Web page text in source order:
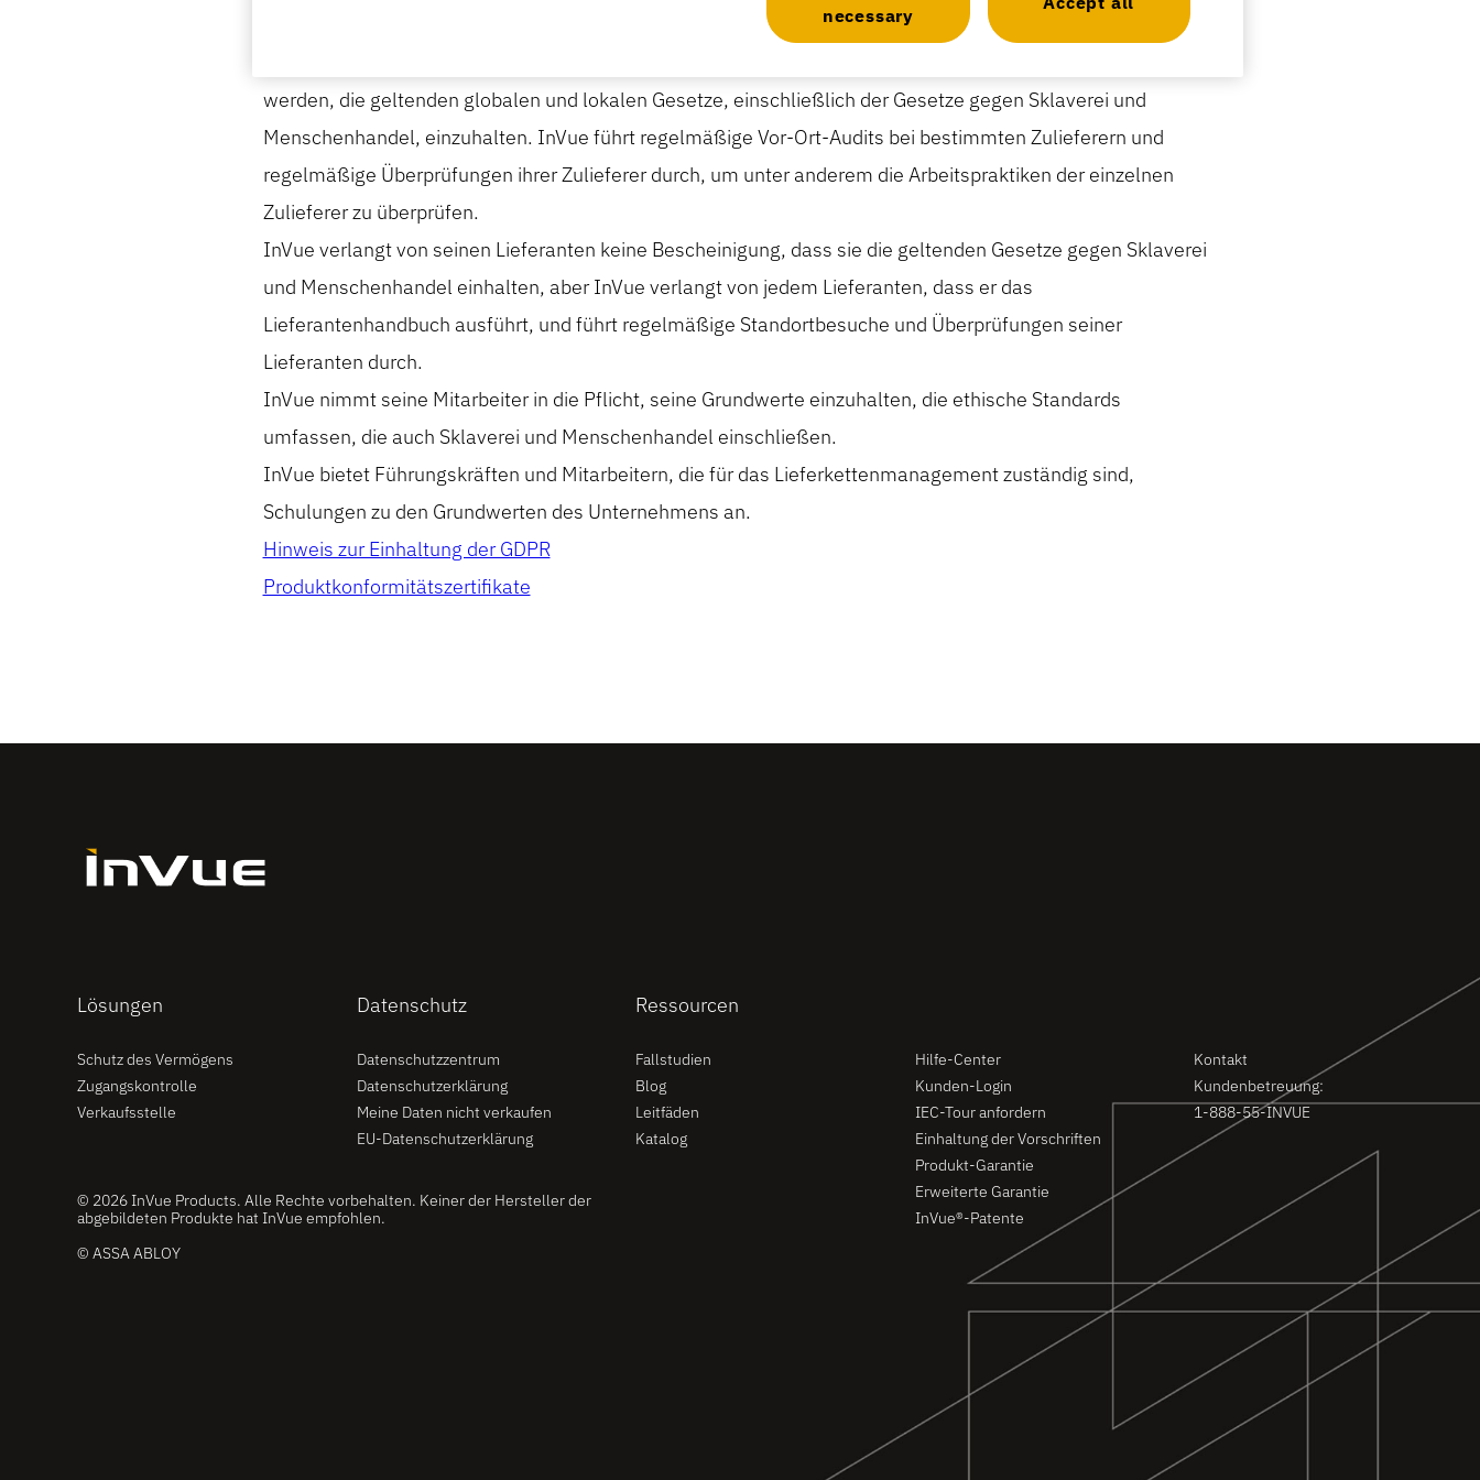
werden, die geltenden globalen und lokalen Gesetze, einschließlich der Gesetze gegen Sklaverei und
Menschenhandel, einzuhalten. InVue führt regelmäßige Vor-Ort-Audits bei bestimmten Zulieferern und
regelmäßige Überprüfungen ihrer Zulieferer durch, um unter anderem die Arbeitspraktiken der einzelnen
Zulieferer zu überprüfen.
InVue verlangt von seinen Lieferanten keine Bescheinigung, dass sie die geltenden Gesetze gegen Sklaverei
und Menschenhandel einhalten, aber InVue verlangt von jedem Lieferanten, dass er das
Lieferantenhandbuch ausführt, und führt regelmäßige Standortbesuche und Überprüfungen seiner
Lieferanten durch.
InVue nimmt seine Mitarbeiter in die Pflicht, seine Grundwerte einzuhalten, die ethische Standards
umfassen, die auch Sklaverei und Menschenhandel einschließen.
InVue bietet Führungskräften und Mitarbeitern, die für das Lieferkettenmanagement zuständig sind,
Schulungen zu den Grundwerten des Unternehmens an.
Hinweis zur Einhaltung der GDPR
Produktkonformitätszertifikate
Lösungen
Schutz des Vermögens
Zugangskontrolle
Verkaufsstelle
Datenschutz
Datenschutzzentrum
Datenschutzerklärung
Meine Daten nicht verkaufen
EU-Datenschutzerklärung
Ressourcen
Fallstudien
Blog
Leitfäden
Katalog
Hilfe-Center
Kunden-Login
IEC-Tour anfordern
Einhaltung der Vorschriften
Produkt-Garantie
Erweiterte Garantie
InVue®-Patente
Kontakt
Kundenbetreuung:
1-888-55-INVUE
© 2026 InVue Products. Alle Rechte vorbehalten. Keiner der Hersteller der
abgebildeten Produkte hat InVue empfohlen.
© ASSA ABLOY
necessary